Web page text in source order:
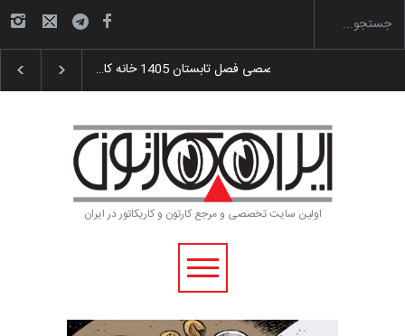
آغاز دوره‌های تخصصی فصل تابستان 1405 خانه کا…
اولین سایت تخصصی و مرجع کارتون و کاریکاتور در ایران